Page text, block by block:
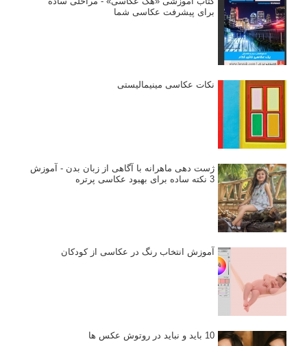
برای پیشرفت عکاسی شما
نکات عکاسی مینیمالیستی
ژست دهی ماهرانه با آگاهی از زبان بدن - آموزش
3 نکته ساده برای بهبود عکاسی پرتره
آموزش انتخاب رنگ در عکاسی از کودکان
10 باید و نباید در روتوش عکس ها